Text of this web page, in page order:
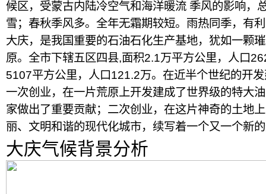
候区，受蒙古内陆冷空气和海洋暖流 季风的影响，
雪；春秋季风多。全年无霜期较短。雨热同季，有
大庆，是我国重要的石油石化生产基地，犹如一颗
原。全市下辖五区四县,面积2.1万平方公里，人口
5107平方公里，人口121.2万。在近半个世纪的开
一次创业，在一片荒原上开发建成了世界级的特大
家做出了重要贡献；二次创业，在这片神奇的土地
丽、文明和谐的现代化城市，续写着一个又一个新
大庆气候背景分析